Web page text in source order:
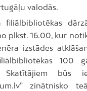
valodās.
filiālbibliotēkas
plkst. 16.00, kur
izstādes
100
Skatītājiem būs
zinātnisko